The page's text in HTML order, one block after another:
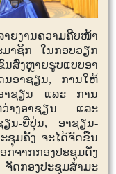
າຍງານຄວາມຄືບໜ້າ
ມາຊິກ ໃນກອບວຽກ
ສົ່ງຫຼາຍຮູບແບບອາ
ນອາຊຽນ, ການໃຫ້
ອາຊຽນ ແລະ ການ
ວ່າງອາຊຽນ ແລະ
ນ-ຍີ່ປຸ່ນ, ອາຊຽນ-
ຊຸມຄັ້ງ ຈະໄດ້ຈັດຂຶ້ນ
ກຈາກກອງປະຊຸມດັ່ງ
ດກອງປະຊຸມສໍາມະ